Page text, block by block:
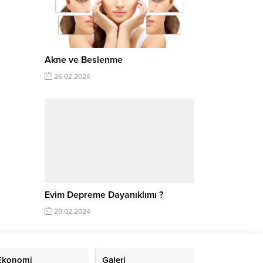
Akne ve Beslenme
26.02.2024
Evim Depreme Dayanıklımı ?
20.02.2024
Galeri